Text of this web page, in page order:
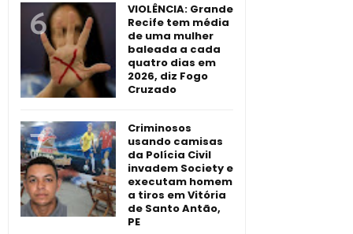
VIOLÊNCIA: Grande
Recife tem média
de uma mulher
baleada a cada
quatro dias em
2026, diz Fogo
Cruzado
Criminosos
usando camisas
da Polícia Civil
invadem Society e
executam homem
a tiros em Vitória
de Santo Antão,
PE